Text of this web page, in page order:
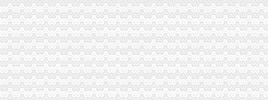
在重庆开分公司需要带哪些资料？_百度知道
“朝天门”火锅商标维权一审获赔30万元_搜狐其它_搜狐网
【2014年广州吉芝奴服饰有限公司重庆分公司新招聘信息_电话_地
重庆快递物流：麦力快递重庆分公司加盟投资金额1-5万元-重庆爱问
重庆羽绒服代理,重庆羽绒服品牌,重庆羽绒服厂,重庆羽绒服厂家-
朝天门火锅云南大理将添新店,成功签约开新篇_全球加盟网
大坪开分公司
九龙坡石桥铺杨家坪渝中大坪开锁公司110备案汽车开锁电话-直辖市